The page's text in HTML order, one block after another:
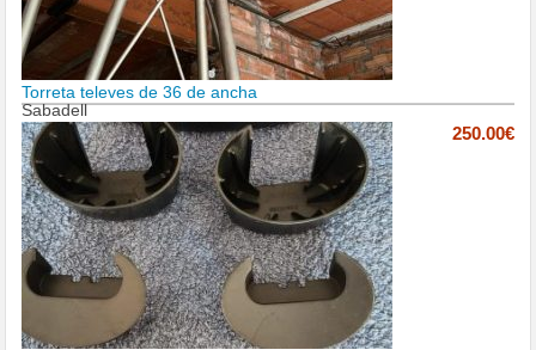
Torreta televes de 36 de ancha
Sabadell
250.00€